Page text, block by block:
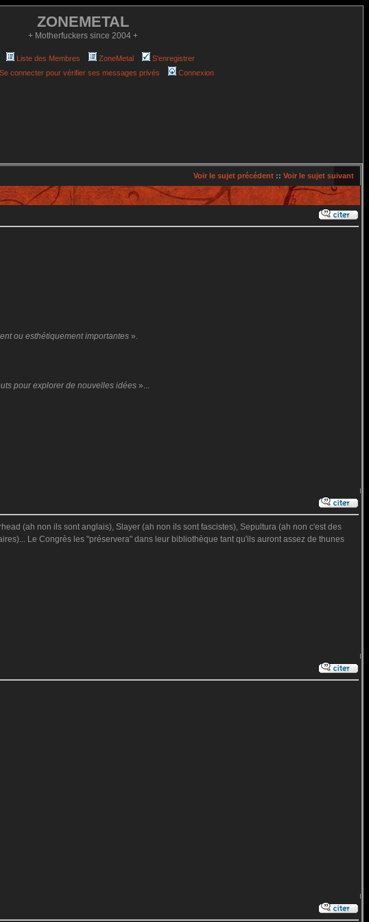
ZONEMETAL
+ Motherfuckers since 2004 +
Liste des Membres ZoneMetal
S'enregistrer
Se connecter pour vérifier ses messages privés Connexion
Voir le sujet précédent :: Voir le sujet suivant
ou esthétiquement importantes ».
pour explorer de nouvelles idées »...
(ah non ils sont anglais), Slayer (ah non ils sont fascistes), Sepultura (ah non c'est des
Le Congrès les "préservera" dans leur bibliothèque tant qu'ils auront assez de thunes